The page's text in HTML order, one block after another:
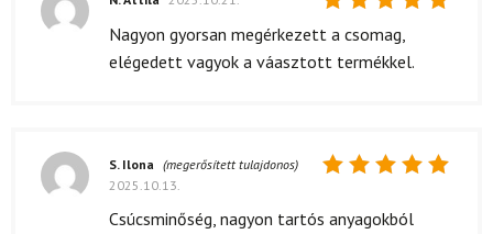
Értékelés:
Nagyon gyorsan megérkezett a csomag,
elégedett vagyok a váasztott termékkel.
5/ 5
S. Ilona (megerősített tulajdonos)
2025.10.13.
Csúcsminőség, nagyon tartós anyagokból